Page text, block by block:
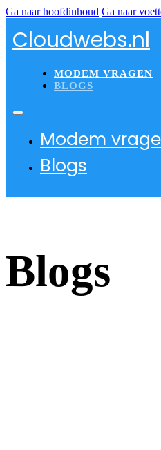
Ga naar hoofdinhoud Ga naar
Cloudwebs.nl
MODEM VRAGEN
BLOGS
Modem
Blogs
Blogs